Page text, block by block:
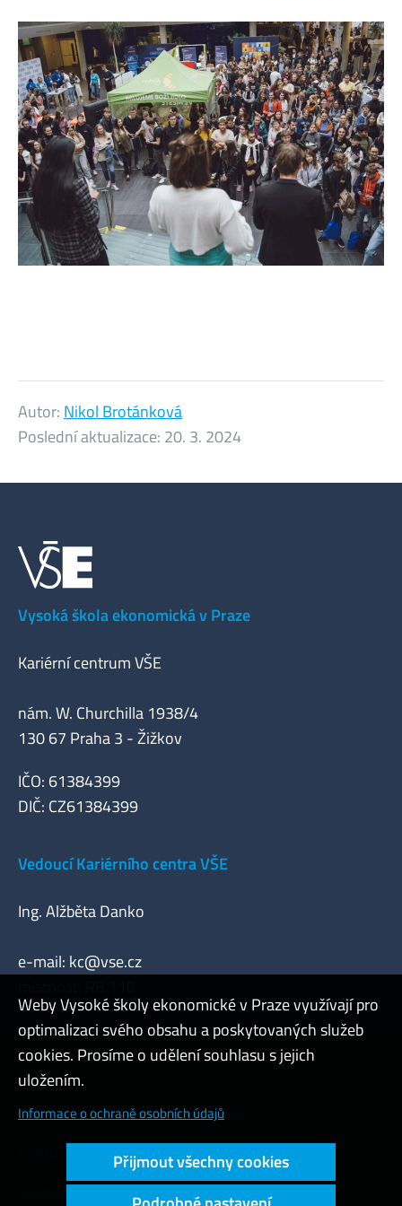
Autor: Nikol Brotánková
Poslední aktualizace: 20. 3. 2024
Vysoká škola ekonomická v Praze
Kariérní centrum VŠE
nám. W. Churchilla 1938/4
130 67 Praha 3 - Žižkov
IČO: 61384399
DIČ: CZ61384399
Vedoucí Kariérního centra VŠE
Ing. Alžběta Danko
e-mail: kc@vse.cz
Admin
Cookies a ochrana osobních údajů
Přístupnost webu
Vysoký kontrast
Weby Vysoké školy ekonomické v Praze využívají pro
optimalizaci svého obsahu a poskytovaných služeb
cookies. Prosíme o udělení souhlasu s jejich
uložením.
Informace o ochraně osobních údajů
Přijmout všechny cookies